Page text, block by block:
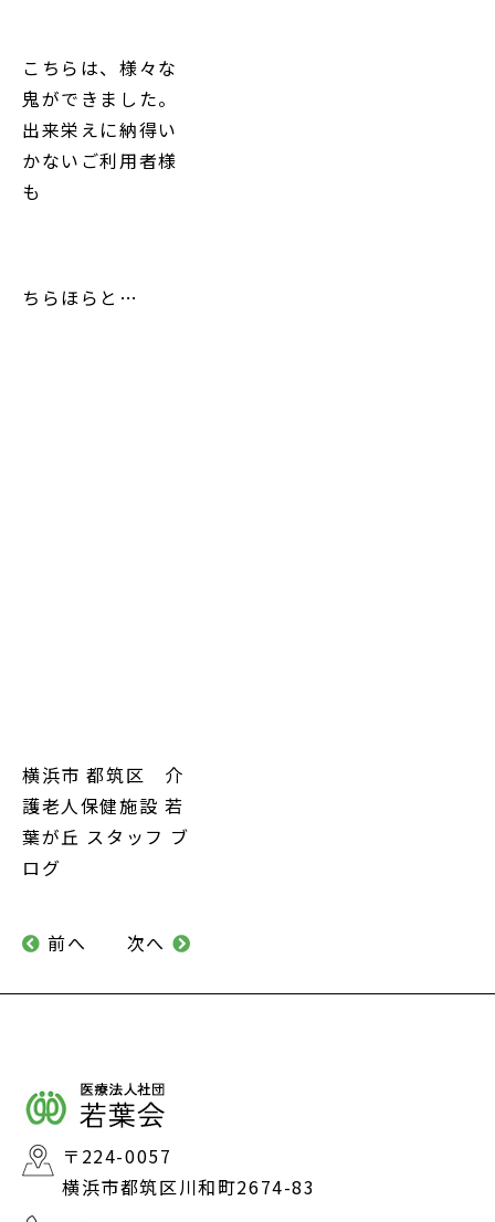
こちらは、様々な
鬼ができました。
出来栄えに納得い
かないご利用者様
も
ちらほらと…
横浜市 都筑区 介
護老人保健施設 若
葉が丘 スタッフ ブ
ログ
前へ 次へ
〒224-0057
横浜市都筑区川和町2674-83